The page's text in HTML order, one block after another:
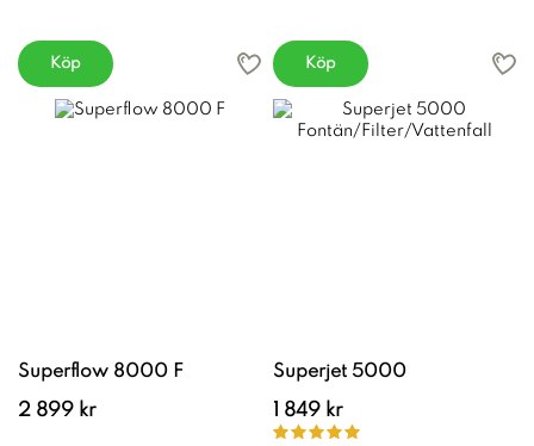
Köp Köp
Superflow 8000 F
2 899 kr
Superjet 5000
1 849 kr